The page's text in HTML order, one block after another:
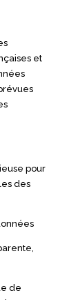
et
pour
des
de